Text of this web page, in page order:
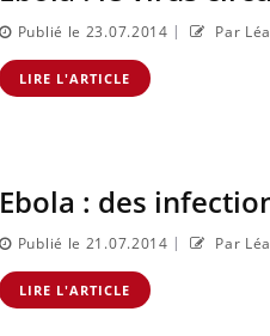
Publié le 23.07.2014 | Par
LIRE L'ARTICLE
Ebola : des
Publié le 21.07.2014 | Par
LIRE L'ARTICLE